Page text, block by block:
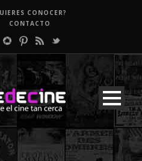
CONOCER?
CONTACTO